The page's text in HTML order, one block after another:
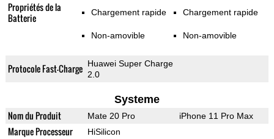
Propriétés de la
Batterie
Chargement rapide
Non-amovible
Chargement rapide
Non-amovible
Protocole Fast-Charge Huawei Super Charge
2.0
Systeme
Nom du Produit Mate 20 Pro iPhone 11 Pro Max
Marque Processeur HiSilicon